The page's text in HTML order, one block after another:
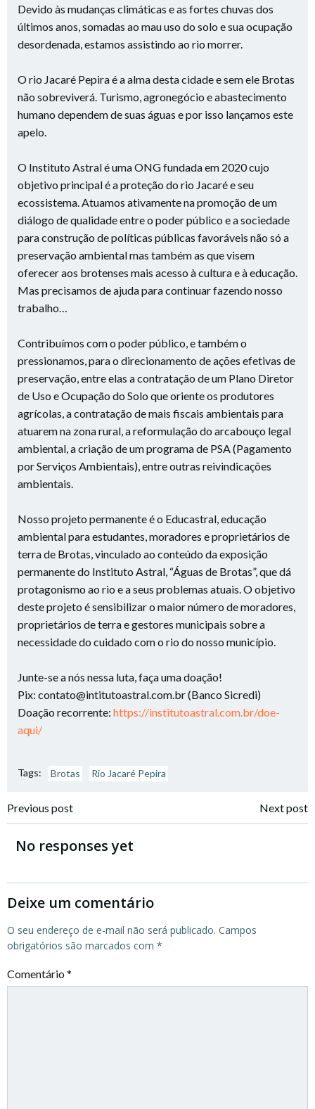
Devido às mudanças climáticas e as fortes chuvas dos
últimos anos, somadas ao mau uso do solo e sua ocupação
desordenada, estamos assistindo ao rio morrer.
O rio Jacaré Pepira é a alma desta cidade e sem ele Brotas
não sobreviverá. Turismo, agronegócio e abastecimento
humano dependem de suas águas e por isso lançamos este
apelo.
O Instituto Astral é uma ONG fundada em 2020 cujo
objetivo principal é a proteção do rio Jacaré e seu
ecossistema. Atuamos ativamente na promoção de um
diálogo de qualidade entre o poder público e a sociedade
para construção de políticas públicas favoráveis não só a
preservação ambiental mas também as que visem
oferecer aos brotenses mais acesso à cultura e à educação.
Mas precisamos de ajuda para continuar fazendo nosso
trabalho…
Contribuímos com o poder público, e também o
pressionamos, para o direcionamento de ações efetivas de
preservação, entre elas a contratação de um Plano Diretor
de Uso e Ocupação do Solo que oriente os produtores
agrícolas, a contratação de mais fiscais ambientais para
atuarem na zona rural, a reformulação do arcabouço legal
ambiental, a criação de um programa de PSA (Pagamento
por Serviços Ambientais), entre outras reivindicações
ambientais.
Nosso projeto permanente é o Educastral, educação
ambiental para estudantes, moradores e proprietários de
terra de Brotas, vinculado ao conteúdo da exposição
permanente do Instituto Astral, “Águas de Brotas”, que dá
protagonismo ao rio e a seus problemas atuais. O objetivo
deste projeto é sensibilizar o maior número de moradores,
proprietários de terra e gestores municipais sobre a
necessidade do cuidado com o rio do nosso município.
Junte-se a nós nessa luta, faça uma doação!
Pix: contato@intitutoastral.com.br (Banco Sicredi)
Doação recorrente: https://institutoastral.com.br/doe-
aqui/
Tags: Brotas Rio Jacaré Pepira
Post
navigation
Previous post Next post
No responses yet
Deixe um comentário
O seu endereço de e-mail não será publicado. Campos
obrigatórios são marcados com *
Comentário*